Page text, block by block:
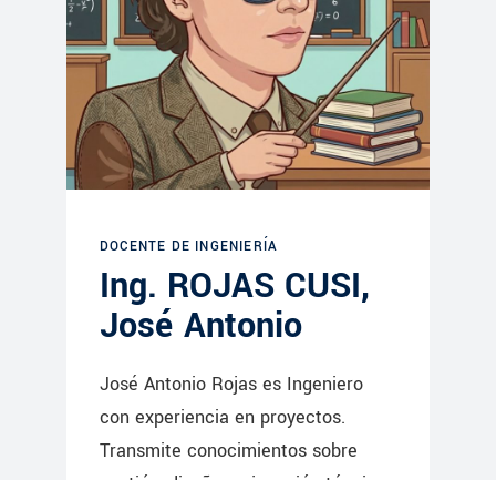
DOCENTE DE INGENIERÍA
Ing. ROJAS CUSI,
José Antonio
José Antonio Rojas es Ingeniero
con experiencia en proyectos.
Transmite conocimientos sobre